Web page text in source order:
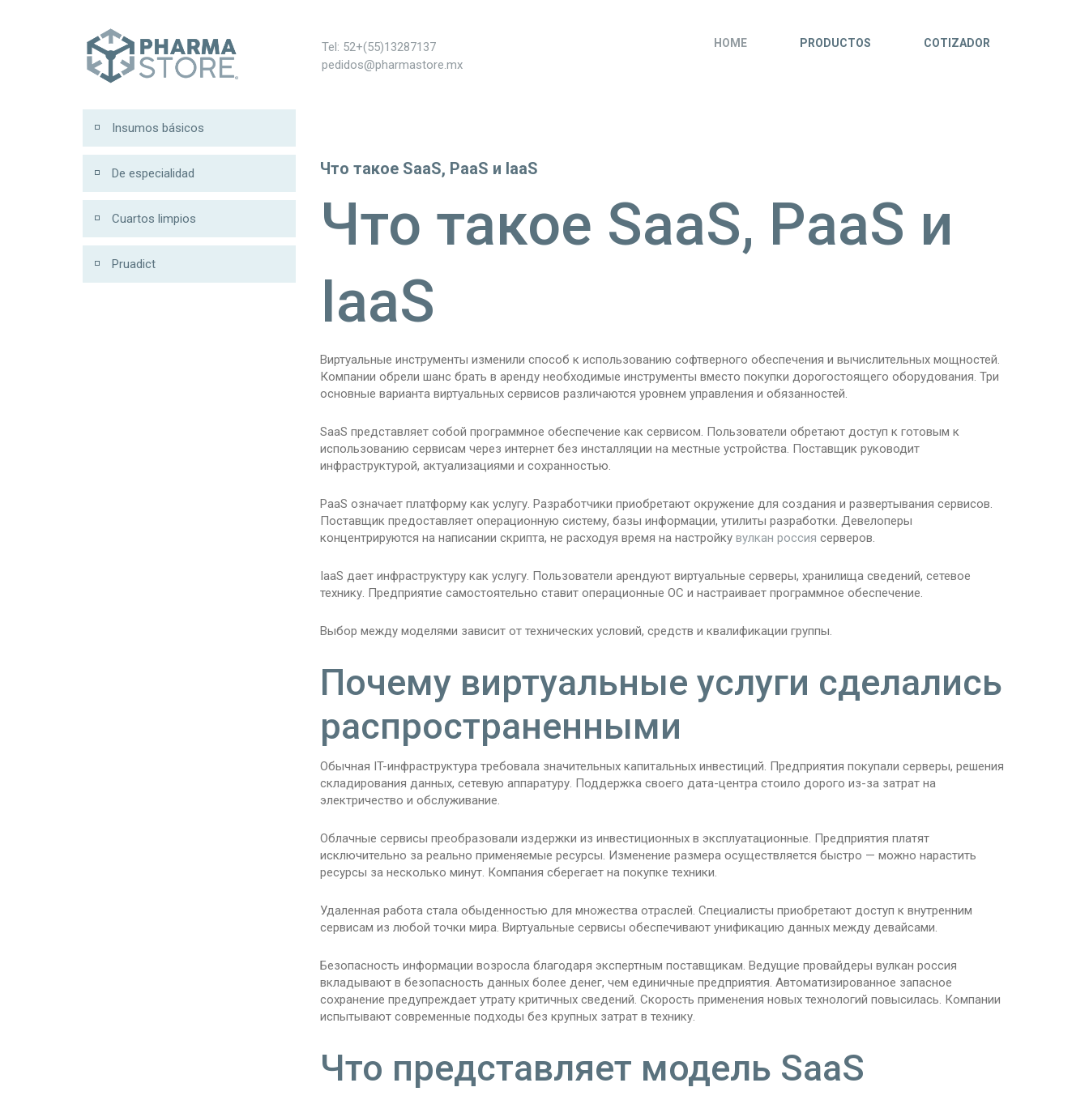
Tel: 52+(55)13287137
pedidos@pharmastore.mx
HOME PRODUCTOS COTIZADOR
Insumos básicos
De especialidad
Cuartos limpios
Pruadict
Что такое SaaS, PaaS и IaaS
Что такое SaaS, PaaS и
IaaS
Виртуальные инструменты изменили способ к использованию софтверного обеспечения и вычислительных мощностей.
Компании обрели шанс брать в аренду необходимые инструменты вместо покупки дорогостоящего оборудования. Три
основные варианта виртуальных сервисов различаются уровнем управления и обязанностей.
SaaS представляет собой программное обеспечение как сервисом. Пользователи обретают доступ к готовым к
использованию сервисам через интернет без инсталляции на местные устройства. Поставщик руководит
инфраструктурой, актуализациями и сохранностью.
PaaS означает платформу как услугу. Разработчики приобретают окружение для создания и развертывания сервисов.
Поставщик предоставляет операционную систему, базы информации, утилиты разработки. Девелоперы
концентрируются на написании скрипта, не расходуя время на настройку вулкан россия серверов.
IaaS дает инфраструктуру как услугу. Пользователи арендуют виртуальные серверы, хранилища сведений, сетевое
технику. Предприятие самостоятельно ставит операционные ОС и настраивает программное обеспечение.
Выбор между моделями зависит от технических условий, средств и квалификации группы.
Почему виртуальные услуги сделались
распространенными
Обычная IT-инфраструктура требовала значительных капитальных инвестиций. Предприятия покупали серверы, решения
складирования данных, сетевую аппаратуру. Поддержка своего дата-центра стоило дорого из-за затрат на
электричество и обслуживание.
Облачные сервисы преобразовали издержки из инвестиционных в эксплуатационные. Предприятия платят
исключительно за реально применяемые ресурсы. Изменение размера осуществляется быстро — можно нарастить
ресурсы за несколько минут. Компания сберегает на покупке техники.
Удаленная работа стала обыденностью для множества отраслей. Специалисты приобретают доступ к внутренним
сервисам из любой точки мира. Виртуальные сервисы обеспечивают унификацию данных между девайсами.
Безопасность информации возросла благодаря экспертным поставщикам. Ведущие провайдеры вулкан россия
вкладывают в безопасность данных более денег, чем единичные предприятия. Автоматизированное запасное
сохранение предупреждает утрату критичных сведений. Скорость применения новых технологий повысилась. Компании
испытывают современные подходы без крупных затрат в технику.
Что представляет модель SaaS